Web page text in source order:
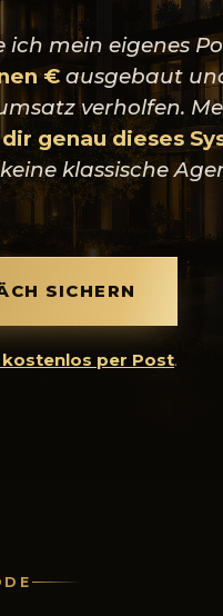
mein eigenes
€ ausgebaut
verholfen.
genau dieses
klassische
SICHERN
kostenlos per Post.